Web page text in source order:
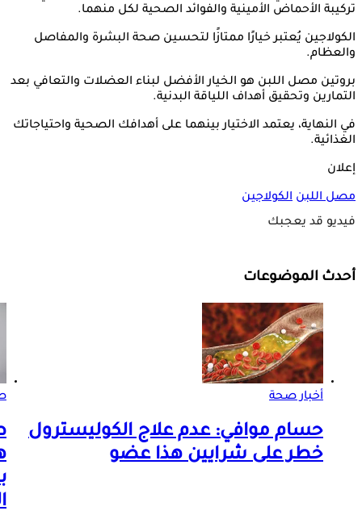
تركيبة الأحماض الأمينية والفوائد الصحية لكل منهما.
الكولاجين يُعتبر خيارًا ممتازًا لتحسين صحة البشرة والمفاصل
والعظام.
بروتين مصل اللبن هو الخيار الأفضل لبناء العضلات والتعافي بعد
التمارين وتحقيق أهداف اللياقة البدنية.
في النهاية، يعتمد الاختيار بينهما على أهدافك الصحية واحتياجاتك
الغذائية.
إعلان
مصل اللبن الكولاجين
فيديو قد يعجبك
أحدث الموضوعات
أخبار صحة
حسام موافي: عدم علاج الكوليسترول
خطر على شرايين هذا عضو